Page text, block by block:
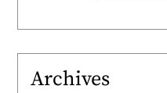
Archives